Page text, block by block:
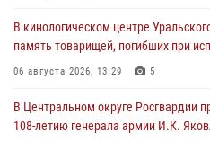
В кинологическом центре
память товарищей, погибших при
06 августа 2026, 13:29 5
В Центральном округе Росгвардии
108‑летию генерала армии И.К.